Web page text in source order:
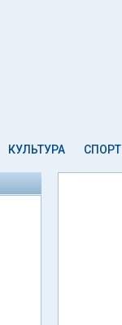
КУЛЬТУРА СПОРТ